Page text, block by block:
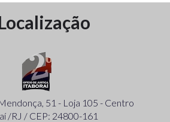
51 - Loja 105 - Centro
/RJ / CEP: 24800-161